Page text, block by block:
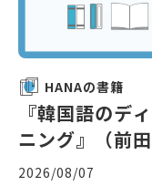
HANAの書籍
『韓国語のデ
ニング』（前
2026/08/07